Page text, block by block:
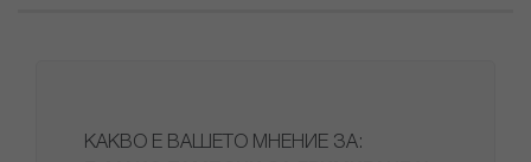
КАКВО Е ВАШЕТО МНЕНИЕ ЗА: